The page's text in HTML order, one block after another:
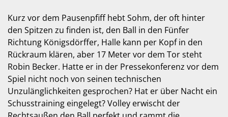
Kurz vor dem Pausenpfiff hebt Sohm, der oft hinter
den Spitzen zu finden ist, den Ball in den Fünfer
Richtung Königsdörffer, Halle kann per Kopf in den
Rückraum klären, aber 17 Meter vor dem Tor steht
Robin Becker. Hatte er in der Pressekonferenz vor dem
Spiel nicht noch von seinen technischen
Unzulänglichkeiten gesprochen? Hat er über Nacht ein
Schusstraining eingelegt? Volley erwischt der